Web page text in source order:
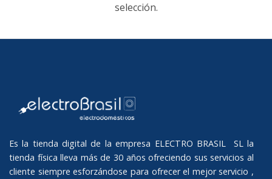
selección.
Es la tienda digital de la empresa ELECTRO BRASIL SL la
tienda física lleva más de 30 años ofreciendo sus servicios al
cliente siempre esforzándose para ofrecer el mejor servicio ,